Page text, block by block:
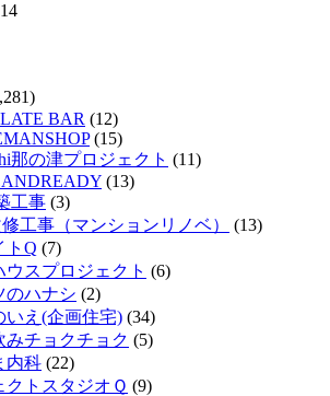
BAR (12)
(15)
那の津プロジェクト (11)
(13)
工事 (3)
工事（マンションリノベ）
(13)
トQ (7)
ウスプロジェクト (6)
のハナシ (2)
いえ(企画住宅) (34)
みチョクチョク (5)
内科 (22)
クトスタジオＱ (9)